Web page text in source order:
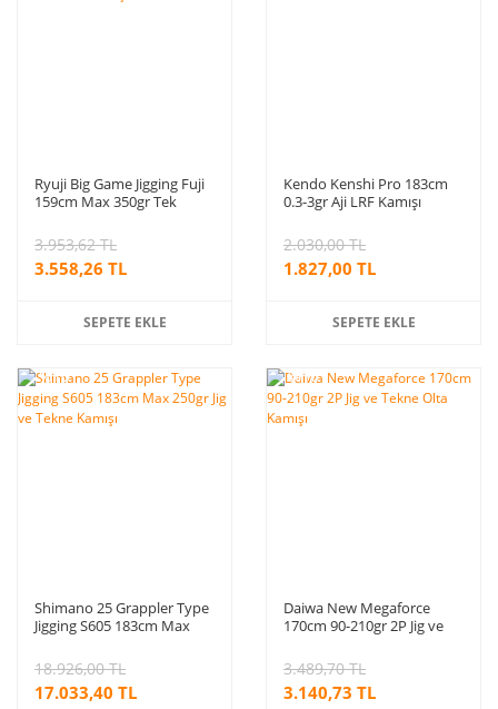
Ryuji Big Game Jigging Fuji
159cm Max 350gr Tek
Kamışı
3.558,26 TL
3.953,62 TL
SEPETE EKLE
Kendo Kenshi Pro 183cm
0.3-3gr Aji LRF Kamışı
1.827,00 TL
2.030,00 TL
SEPETE EKLE
%10
Shimano 25 Grappler Type
Jigging S605 183cm Max
17.033,40 TL
18.926,00 TL
%10
Daiwa New Megaforce
170cm 90-210gr 2P Jig ve
3.140,73 TL
3.489,70 TL